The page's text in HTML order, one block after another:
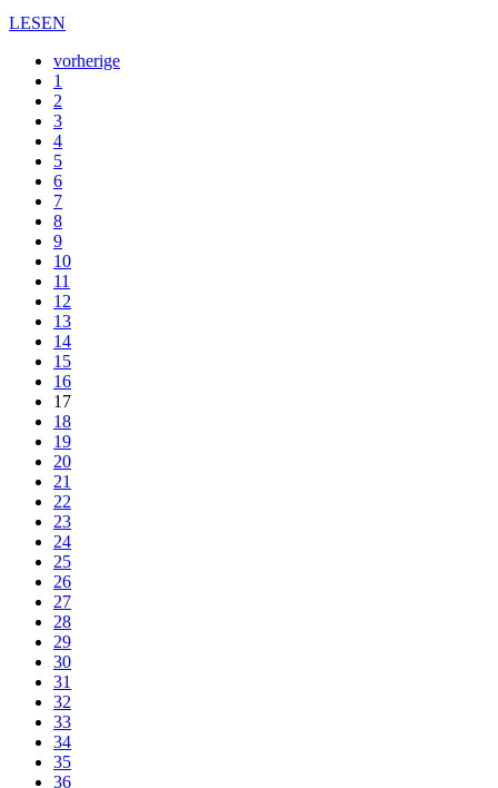
LESEN
vorherige
1
2
3
4
5
6
7
8
9
10
11
12
13
14
15
16
17
18
19
20
21
22
23
24
25
26
27
28
29
30
31
32
33
34
35
36